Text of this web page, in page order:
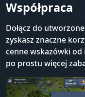
Współpraca
Dołącz do
zyskasz znaczne
cenne wskazówki od
po prostu więcej